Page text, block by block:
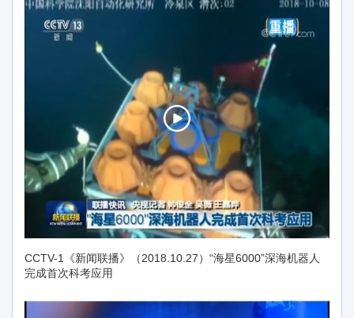
CCTV-1《新闻联播》（2018.10.27）“海星6000”深海机器人
完成首次科考应用